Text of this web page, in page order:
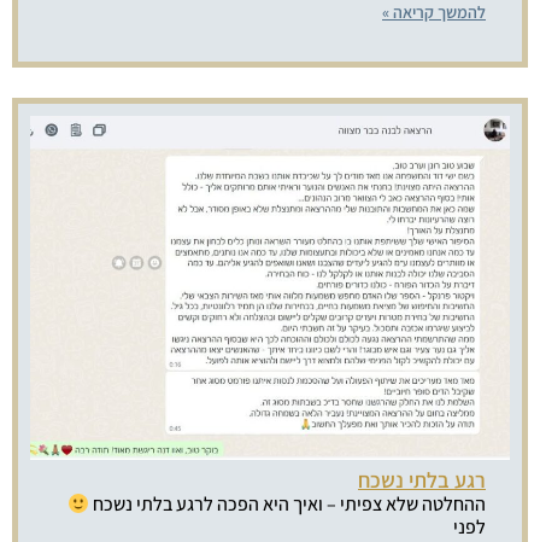
להמשך קריאה »
רגע בלתי נשכח
ההחלטה שלא צפיתי – ואיך היא הפכה לרגע בלתי נשכח
לפני